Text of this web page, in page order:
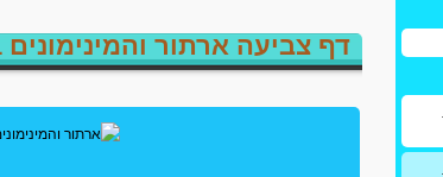
דף צביעה ארתור והמינימונים 1